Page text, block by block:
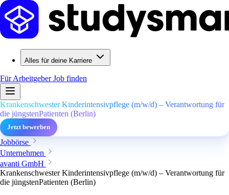
Alles für deine Karriere
Für ArbeitgeberJob finden
Krankenschwester Kinderintensivpflege (m/w/d) – Verantwortung für
die jüngstenPatienten (Berlin)
Jetzt bewerben
Jobbörse
Unternehmen
avanti GmbH
Krankenschwester Kinderintensivpflege (m/w/d) – Verantwortung für
die jüngstenPatienten (Berlin)